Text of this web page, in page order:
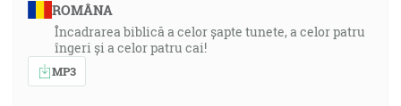
ROMÂNA
Încadrarea biblică a celor șapte tunete, a celor patru
îngeri și a celor patru cai!
MP3